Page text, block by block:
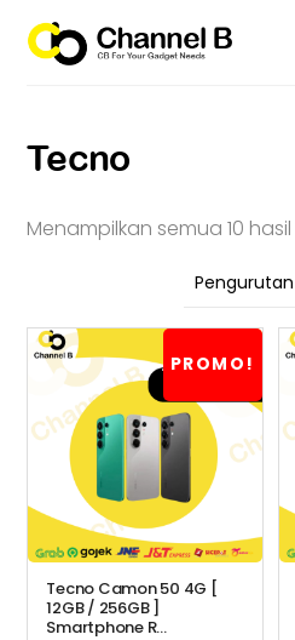
content
Tecno
Menampilkan semua 10 hasil
PROMO!
Tecno Camon 50 4G [
12GB / 256GB ]
Smartphone R...